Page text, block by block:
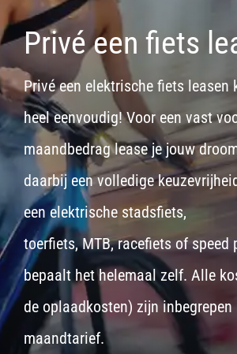
Privé een fiets
Privé een elektrische fiets leasen
heel eenvoudig! Voor een vast
maandbedrag lease je jouw
daarbij een volledige
eenelektrische stadsfiets,
toerfiets,MTB,racefietsof speed
bepaalt het helemaal zelf. Alle
de oplaadkosten) zijn
maandtarief.